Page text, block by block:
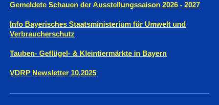
Gemeldete Schauen der Ausstellungssaison 2026 - 2027
Info Bayerisches Staatsministerium für Umwelt und
Verbraucherschutz
Tauben- Geflügel- & Kleintiermärkte in Bayern
VDRP Newsletter 10.2025